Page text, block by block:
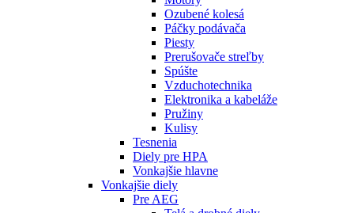
Ozubené kolesá
Páčky podávača
Piesty
Prerušovače streľby
Spúšte
Vzduchotechnika
Elektronika a kabeláže
Pružiny
Kulisy
Tesnenia
Diely pre HPA
Vonkajšie hlavne
Vonkajšie diely
Pre AEG